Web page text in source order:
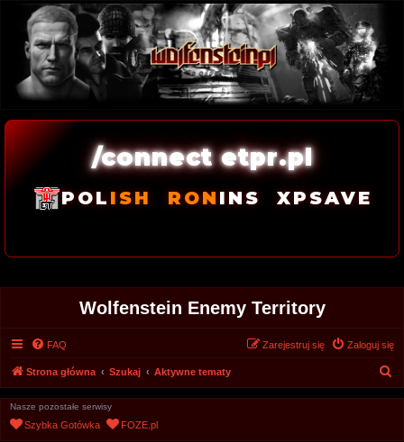
/connect etpr.pl
POL ISH RONINS XPSAVE
Wolfenstein Enemy Territory
FAQ Zaloguj się
Zarejestruj się
Strona główna Szukaj Aktywne tematy
Nasze pozostałe serwisy
Szybka Gotówka FOZE.pl